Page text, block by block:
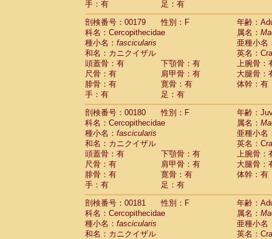
手：有
足：有
剖検番号：00179
性別：F
年齢：
科名：Cercopithecidae
属名：
種小名： fascicularis
亜種小名
和名：カニクイザル
英名：
頭蓋骨：有
下顎骨：有
上腕骨：
尺骨：有
肩甲骨：有
大腿骨：
腓骨：有
寛骨：有
体幹：有
手：有
足：有
剖検番号：00180
性別：F
年齢：
科名：Cercopithecidae
属名：
種小名： fascicularis
亜種小名
和名：カニクイザル
英名：
頭蓋骨：有
下顎骨：有
上腕骨：
尺骨：有
肩甲骨：有
大腿骨：
腓骨：有
寛骨：有
体幹：有
手：有
足：有
剖検番号：00181
性別：F
年齢：
科名：Cercopithecidae
属名：
種小名： fascicularis
亜種小名
和名：カニクイザル
英名：